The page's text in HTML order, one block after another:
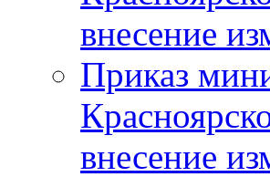
внесение
Приказ
внесение